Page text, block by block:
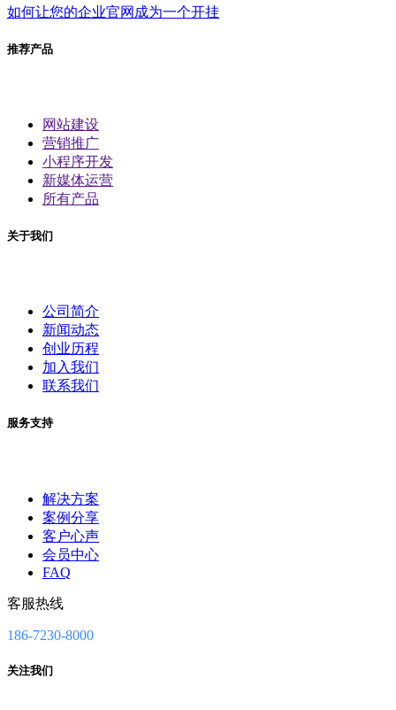
如何让您的企业官网成为一个开挂
推荐产品
网站建设
营销推广
小程序开发
新媒体运营
所有产品
关于我们
公司简介
新闻动态
创业历程
加入我们
联系我们
服务支持
解决方案
案例分享
客户心声
会员中心
FAQ
客服热线
186-7230-8000
关注我们